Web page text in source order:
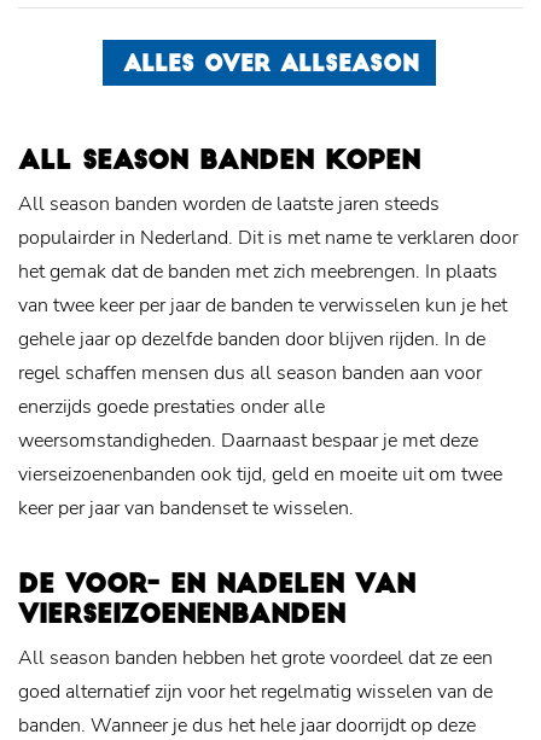
ALLES OVER ALLSEASON
ALL SEASON BANDEN KOPEN
All season banden worden de laatste jaren steeds
populairder in Nederland. Dit is met name te verklaren door
het gemak dat de banden met zich meebrengen. In plaats
van twee keer per jaar de banden te verwisselen kun je het
gehele jaar op dezelfde banden door blijven rijden. In de
regel schaffen mensen dus all season banden aan voor
enerzijds goede prestaties onder alle
weersomstandigheden. Daarnaast bespaar je met deze
vierseizoenenbanden ook tijd, geld en moeite uit om twee
keer per jaar van bandenset te wisselen.
DE VOOR- EN NADELEN VAN
VIERSEIZOENENBANDEN
All season banden hebben het grote voordeel dat ze een
goed alternatief zijn voor het regelmatig wisselen van de
banden. Wanneer je dus het hele jaar doorrijdt op deze